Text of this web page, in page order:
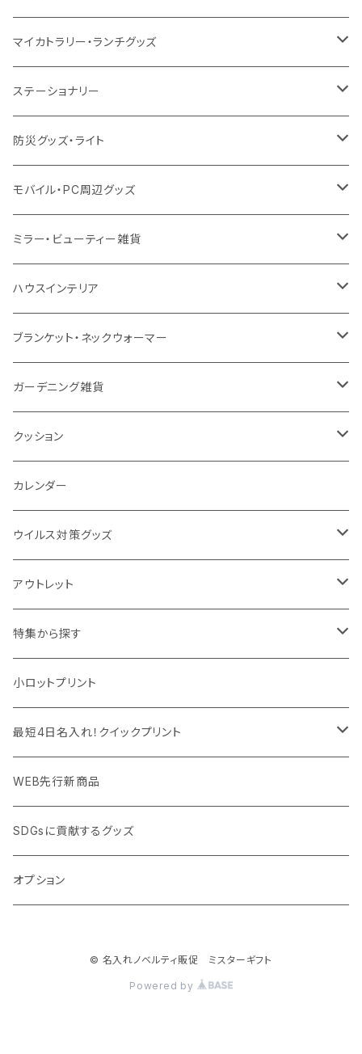
再生不織布
不織布
保冷
スウェット
保冷
不織布
傘
デニム・デニムライク
ポリエステル
不織布
保冷
EVA
防水
ナイロン
フェアトレードコットン
デニム・デニムライク
ポリエステル
リネン
アルミ
クリアボトル
カスタムデザインボトル
ステンレス2層タンブラー
プラスチック2層タンブラー
アルミタンブラー
バンブータンブラー
コーヒー配合タンブラー
カスタムデザインタンブラー
サーモ
ステンレス
バンブー
コーヒー配合
プラスチック
陶器
磁器マグ・湯呑
カスタムデザイン
マイカトラリー・ランチグッズ
カトラリー
フードポット
コースター
ドリンク用品
保存容器
キッチンツール
ステーショナリー
単色ボールペン
多機能ペン
ペンケース
メモ
ノート
付箋
トレイ
パットカバー、ブックカバー
IDケース、パスケース、コインケース
デスク周辺
防災グッズ・ライト
防災セット
ラジオ・スピーカー
ハンディライト
デスクライト
付属ライト
ランタン
非常食
モバイル・PC周辺グッズ
チャージャー
充電器
モバイルスタンド
モバイルリング
アクセサリー・スマホケース
タッチペン
USBケーブル・ハブ
イヤホン・ヘッドフォン
マウスパッド
モバイル周辺グッズ
PC周辺グッズ
ミラー・ビューティー雑貨
折りたたみ式ミラー
スライド式ミラー
ケース付きミラー
手持ちミラー
ビューティー雑貨
ハウスインテリア
ピクチャーボード、ポスター
フォトフレーム、スタンド
キーホルダー
時計
ブランケット・ネックウォーマー
ブランケット
ネックウォーマー
マフラー・ストール
ガーデニング雑貨
F.O.B COOP
クッション
折りたたみクッション
カレンダー
ウイルス対策グッズ
除菌グッズ
パーテーション
マスク・フェイスシールド
測定・測量用品
加湿器・オゾン発生器
ウイルス対策消耗品
ウイルス対策備品
アウトレット
アウトレット
ドリンクフェア
ボトル・タンブラー
ポーチ・巾着
タオル・ブランケット
その他雑貨品
特集から探す
エンタメグッズ・イベント会場物販品
ご当地グッズ・オリジナルお土産品
フルカラー印刷ノベルティ
予算消化・備品におすすめグッズ
展示会・説明会ノベルティ
小ロットプリント
最短4日名入れ！クイックプリント
クイック印刷対応トートバッグ・エコバッグ
クイック印刷対応ポーチ・巾着
クイック印刷対応ボトル
WEB先行新商品
SDGsに貢献するグッズ
オプション
© 名入れノベルティ販促 ミスターギフト
Powered by